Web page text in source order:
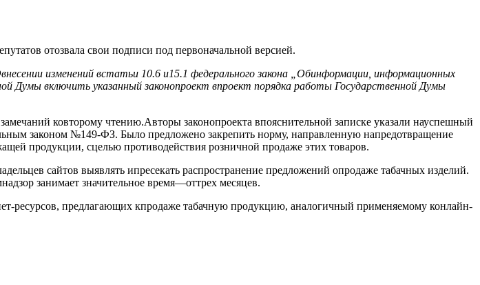
отозвала свои подписи под первоначальной версией.
изменений встатьи 10.6 и15.1 федерального закона „Обинформации, информационных
включить указанный законопроект впроект порядка работы Государственной Думы
ковторому чтению.Авторы законопроекта впояснительной записке указали науспешный
законом №149-ФЗ. Было предложено закрепить норму, направленную напредотвращение
продукции, сцелью противодействия розничной продаже этих товаров.
сайтов выявлять ипресекать распространение предложений опродаже табачных изделий.
занимает значительное время—оттрех месяцев.
ресурсов, предлагающих кпродаже табачную продукцию, аналогичный применяемому конлайн-